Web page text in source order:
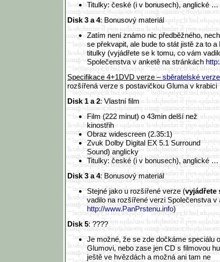
Titulky: české (i v bonusech), anglické …
Disk 3 a 4: Bonusový materiál
Zatím není známo nic předběžného,
se překvapit, ale bude to stát jistě za to
titulky (vyjádřete se k tomu, co vám
Společenstva v anketě na stránkách
Specifikace 4+1DVD verze –sběratelské verze
rozšířená verze s postavičkou Gluma v krabici
Disk 1 a 2: Vlastní film
Film (222 minut) o 43min delší než
kinostřih
Obraz widescreen (2.35:1)
Zvuk Dolby Digital EX 5.1 Surround
Sound) anglicky
Titulky: české (i v bonusech), anglické …
Disk 3 a 4: Bonusový materiál
Stejné jako u rozšířené verze (vyjádřete
vadilo na rozšířené verzi Společenstva v
http://www.PanPrstenu.info)
Disk 5: ????
Je možné, že se zde dočkáme speciálu
Glumovi, nebo zase jen CD s filmovou
ještě ve hvězdách a možná ani tam ne